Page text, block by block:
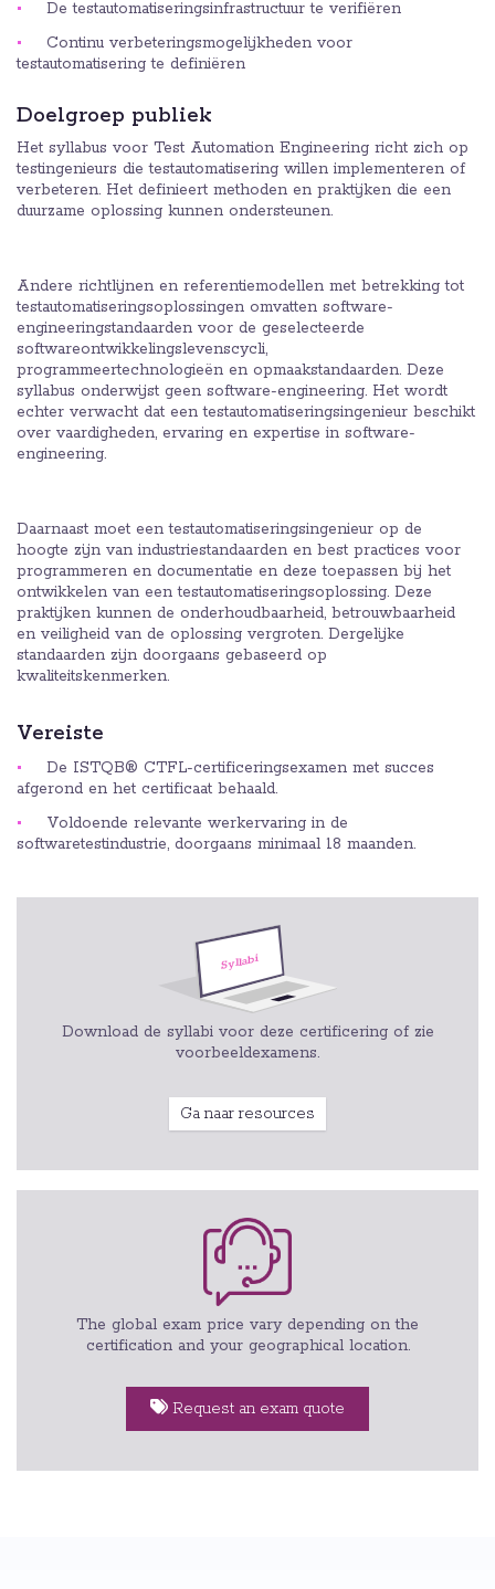
De testautomatiseringsinfrastructuur te verifiëren
Continu verbeteringsmogelijkheden voor
testautomatisering te definiëren
Doelgroep publiek
Het syllabus voor Test Automation Engineering richt zich op
testingenieurs die testautomatisering willen implementeren of
verbeteren. Het definieert methoden en praktijken die een
duurzame oplossing kunnen ondersteunen.
Andere richtlijnen en referentiemodellen met betrekking tot
testautomatiseringsoplossingen omvatten software-
engineeringstandaarden voor de geselecteerde
softwareontwikkelingslevenscycli,
programmeertechnologieën en opmaakstandaarden. Deze
syllabus onderwijst geen software-engineering. Het wordt
echter verwacht dat een testautomatiseringsingenieur beschikt
over vaardigheden, ervaring en expertise in software-
engineering.
Daarnaast moet een testautomatiseringsingenieur op de
hoogte zijn van industriestandaarden en best practices voor
programmeren en documentatie en deze toepassen bij het
ontwikkelen van een testautomatiseringsoplossing. Deze
praktijken kunnen de onderhoudbaarheid, betrouwbaarheid
en veiligheid van de oplossing vergroten. Dergelijke
standaarden zijn doorgaans gebaseerd op
kwaliteitskenmerken.
Vereiste
De ISTQB® CTFL-certificeringsexamen met succes
afgerond en het certificaat behaald.
Voldoende relevante werkervaring in de
softwaretestindustrie, doorgaans minimaal 18 maanden.
Download de syllabi voor deze certificering of zie
voorbeeldexamens.
Ga naar resources
The global exam price vary depending on the
certification and your geographical location.
Request an exam quote